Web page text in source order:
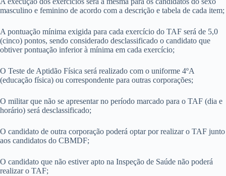
masculino e feminino de acordo com a descrição e tabela de cada item;
A pontuação mínima exigida para cada exercício do TAF será de 5,0
(cinco) pontos, sendo considerado desclassificado o candidato que
obtiver pontuação inferior à mínima em cada exercício;
O Teste de Aptidão Física será realizado com o uniforme 4ºA
(educação física) ou correspondente para outras corporações;
O militar que não se apresentar no período marcado para o TAF (dia e
horário) será desclassificado;
O candidato de outra corporação poderá optar por realizar o TAF junto
aos candidatos do CBMDF;
O candidato que não estiver apto na Inspeção de Saúde não poderá
realizar o TAF;